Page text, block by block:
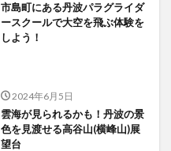
市島町にある丹波パラグライダ
ースクールで大空を飛ぶ体験を
しよう！
2024年6月5日
雲海が見られるかも！丹波の景
色を見渡せる高谷山(横峰山)展
望台